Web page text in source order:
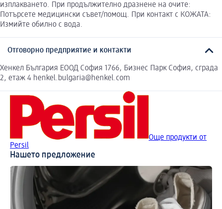
изплакването. При продължително дразнене на очите:
Потърсете медицински съвет/помощ. При контакт с КОЖАТА:
Измийте обилно с вода.
Отговорно предприятие и контакти
Хенкел България ЕООД София 1766, Бизнес Парк София, сграда
2, етаж 4 henkel.bulgaria@henkel.com
Още продукти от
Persil
Нашето предложение